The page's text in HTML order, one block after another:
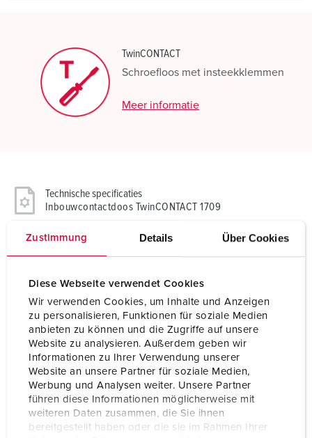
Zustimmung Details Über Cookies
Diese Webseite verwendet Cookies
Wir verwenden Cookies, um Inhalte und Anzeigen
zu personalisieren, Funktionen für soziale Medien
anbieten zu können und die Zugriffe auf unsere
Website zu analysieren. Außerdem geben wir
Informationen zu Ihrer Verwendung unserer
Website an unsere Partner für soziale Medien,
Werbung und Analysen weiter. Unsere Partner
führen diese Informationen möglicherweise mit
weiteren Daten zusammen, die Sie ihnen
bereitgestellt haben oder die sie im Rahmen Ihrer
TwinCONTACT
Schroefloos met insteekklemmen
Meer informatie
Technische specificaties
Inbouwcontactdoos TwinCONTACT 1709
Ampère 16 A
Voltage 400 V
Uurstand 9 h
Hertz 50-60 Hz
Aansluittechniek zonder schroeven, TwinCONTACT
Contacten standaard